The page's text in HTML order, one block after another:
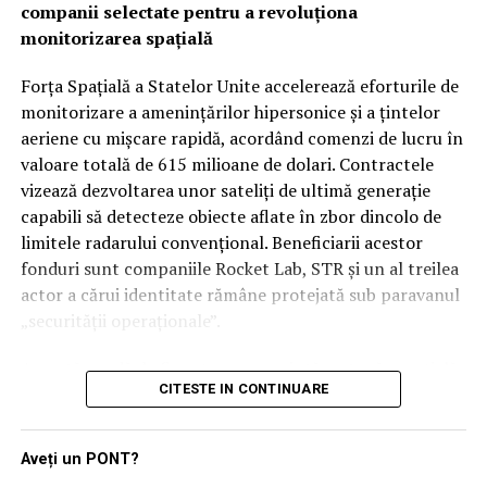
devine tot mai dependent de date precise și livrate
instantaneu.
responsabilităților de securitate între aliații săi
regionali, unii analiști rămân sceptici cu privire la
Rămâne de văzut dacă, în cazul unui atac iminent din
partea proxy-urilor Teheranului, Ankara și Islamabadul
vor interveni militar pentru a proteja regatul saudit,
transformând semnăturile de astăzi într-o realitate
operativă.
companii selectate pentru a revoluționa
monitorizarea spațială
Forța Spațială a Statelor Unite accelerează eforturile de
monitorizare a amenințărilor hipersonice și a țintelor
aeriene cu mișcare rapidă, acordând comenzi de lucru în
valoare totală de 615 milioane de dolari. Contractele
vizează dezvoltarea unor sateliți de ultimă generație
capabili să detecteze obiecte aflate în zbor dincolo de
limitele radarului convențional. Beneficiarii acestor
fonduri sunt companiile Rocket Lab, STR și un al treilea
actor a cărui identitate rămâne protejată sub paravanul
„securității operaționale”.
Această rundă de finanțare reprezintă o etapă esențială
în programul SB-AMTI (Space-Based Airborne Moving
lansat în luna aprilie a acestui an. Inițiativa este
gestionată de biroul de portofoliu pentru detecție și
CITESTE IN CONTINUARE
Aveți un PONT?